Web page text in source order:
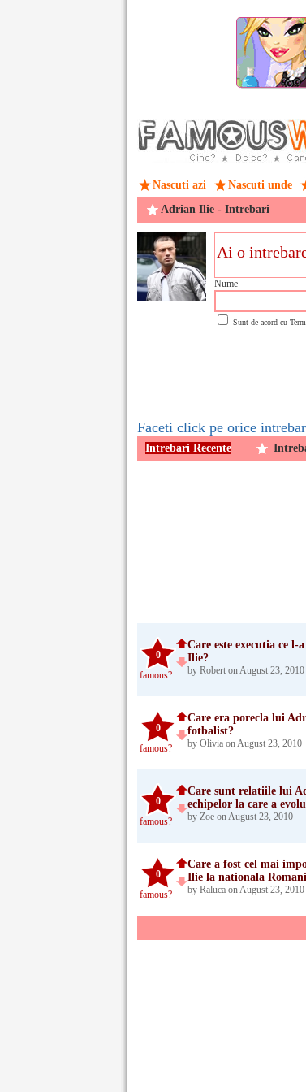
Nascuti azi Nascuti unde
Adrian Ilie - Intrebari
Nume
Sunt de acord cu
Faceti click pe orice
Intrebari Recente
0
famous?
Care este executia ce
Ilie?
by Robert on August 23, 2010
0
famous?
Care era porecla lui
fotbalist?
by Olivia on August 23, 2010
0
famous?
Care sunt relatiile lui
echipelor la care a
by Zoe on August 23, 2010
0
famous?
Care a fost cel mai
Ilie la nationala
by Raluca on August 23, 2010